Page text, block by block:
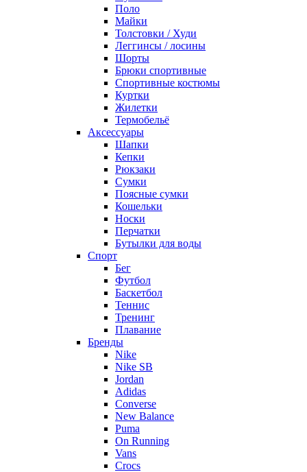
Поло
Майки
Толстовки / Худи
Леггинсы / лосины
Шорты
Брюки спортивные
Спортивные костюмы
Куртки
Жилетки
Термобельё
Аксессуары
Шапки
Кепки
Рюкзаки
Сумки
Поясные сумки
Кошельки
Носки
Перчатки
Бутылки для воды
Спорт
Бег
Футбол
Баскетбол
Теннис
Тренинг
Плавание
Бренды
Nike
Nike SB
Jordan
Adidas
Converse
New Balance
Puma
On Running
Vans
Crocs